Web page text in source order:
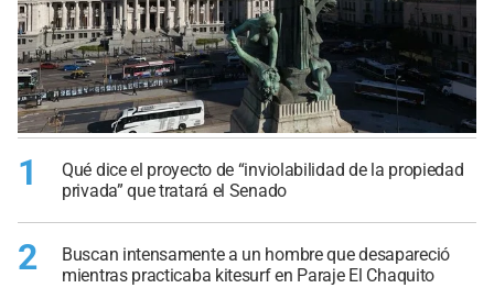
1
Qué dice el proyecto de “inviolabilidad de la propiedad
privada” que tratará el Senado
2
Buscan intensamente a un hombre que desapareció
mientras practicaba kitesurf en Paraje El Chaquito